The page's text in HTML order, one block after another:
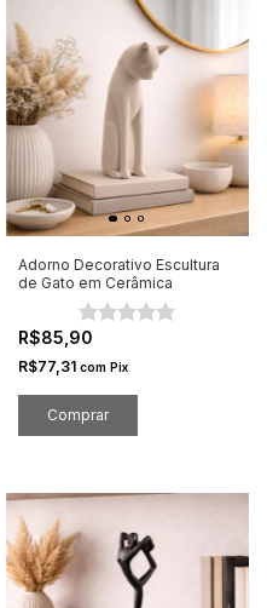
Adorno Decorativo Escultura
de Gato em Cerâmica
R$85,90
R$77,31 com Pix